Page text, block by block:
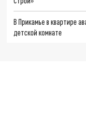
В Прикамье в квартире
детской комнате